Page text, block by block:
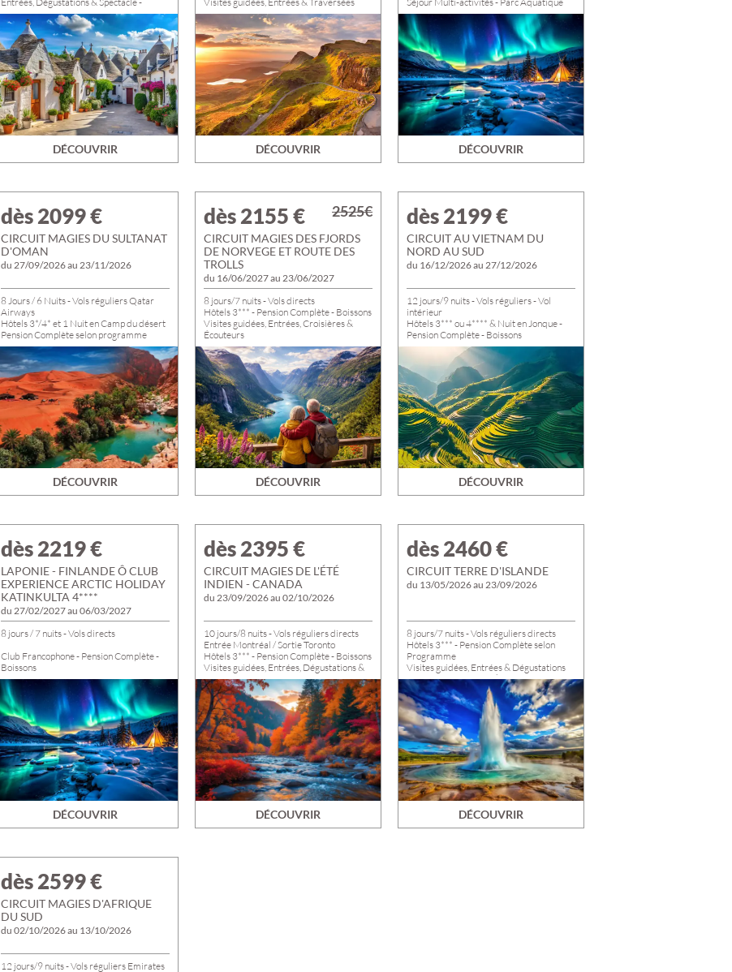
Départs de TROYES, ROMILLY et
NOGENT du 20 au 27/05/2027
DÉCOUVRIR
Départs de PARIS du 23/04 au
01/10/2026. Départs possibles de
VOTRE DOMICILE : nous consulter.
DÉCOUVRIR DÉCOUVRIR
dès 2099€
CIRCUIT MAGIES DU SULTANAT
D'OMAN
du 27/09/2026 au 23/11/2026
8 Jours / 6 Nuits - Vols réguliers Qatar
Airways
Hôtels 3*/4* et 1 Nuit en Camp du désert
Pension Complète selon programme
Visites guidées, Entrées, Dégustations,
Croisières & Excursions 4x4 incluses
DÉCOUVRIR
dès 2155€
CIRCUIT MAGIES DES FJORDS
DE NORVEGE ET ROUTE DES
TROLLS
du 16/06/2027 au 23/06/2027
8 jours/7 nuits - Vols directs
Hôtels 3*** - Pension Complète - Boissons
Visites guidées, Entrées, Croisières &
Écouteurs
Départs de TROYES, ROMILLY et
NOGENT
DÉCOUVRIR
2525€ dès 2199€
CIRCUIT AU VIETNAM DU
NORD AU SUD
du 16/12/2026 au 27/12/2026
12 jours/9 nuits - Vols réguliers - Vol
intérieur
Hôtels 3*** ou 4**** & Nuit en Jonque -
Pension Complète - Boissons
Visites, Entrées, Croisières, Dégustations
& Spectacles
Départs de TROYES, ROMILLY et
NOGENT du 16/11 au 27/11/2026
DÉCOUVRIR
dès 2219€
LAPONIE - FINLANDE Ô CLUB
EXPERIENCE ARCTIC HOLIDAY
KATINKULTA 4****
du 27/02/2027 au 06/03/2027
8 jours / 7 nuits - Vols directs
Club Francophone - Pension Complète -
Boissons
Séjour Multi-activités - Parc Aquatique
DÉCOUVRIR
dès 2395€
CIRCUIT MAGIES DE L'ÉTÉ
INDIEN - CANADA
du 23/09/2026 au 02/10/2026
10 jours/8 nuits - Vols réguliers directs
Entrée Montréal / Sortie Toronto
Hôtels 3*** - Pension Complète - Boissons
Visites guidées, Entrées, Dégustations &
Croisières
Départs de TROYES, ROMILLY ET
NOGENT du 23/09/2026 au
02/10/2026
DÉCOUVRIR
dès 2460€
CIRCUIT TERRE D'ISLANDE
du 13/05/2026 au 23/09/2026
8 jours/7 nuits - Vols réguliers directs
Hôtels 3*** - Pension Complète selon
Programme
Visites guidées, Entrées & Dégustations
Départs de VOTRE AÉROPORT du
13/05 au 23/09/2026. Départs possibles
de VOTRE DOMICILE : nous consulter
DÉCOUVRIR
dès 2599€
CIRCUIT MAGIES D'AFRIQUE
DU SUD
du 02/10/2026 au 13/10/2026
12 jours/9 nuits - Vols réguliers Emirates